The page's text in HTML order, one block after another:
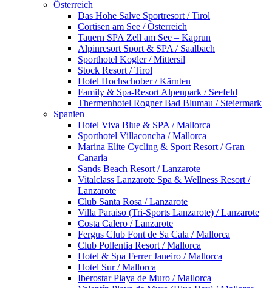
Österreich
Das Hohe Salve Sportresort / Tirol
Cortisen am See / Österreich
Tauern SPA Zell am See – Kaprun
Alpinresort Sport & SPA / Saalbach
Sporthotel Kogler / Mittersil
Stock Resort / Tirol
Hotel Hochschober / Kärnten
Family & Spa-Resort Alpenpark / Seefeld
Thermenhotel Rogner Bad Blumau / Steiermark
Spanien
Hotel Viva Blue & SPA / Mallorca
Sporthotel Villaconcha / Mallorca
Marina Elite Cycling & Sport Resort / Gran
Canaria
Sands Beach Resort / Lanzarote
Vitalclass Lanzarote Spa & Wellness Resort /
Lanzarote
Club Santa Rosa / Lanzarote
Villa Paraiso (Tri-Sports Lanzarote) / Lanzarote
Costa Calero / Lanzarote
Fergus Club Font de Sa Cala / Mallorca
Club Pollentia Resort / Mallorca
Hotel & Spa Ferrer Janeiro / Mallorca
Hotel Sur / Mallorca
Iberostar Playa de Muro / Mallorca